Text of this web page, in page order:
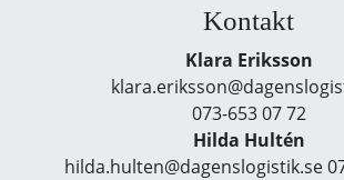
Kontakt
Klara Eriksson
073-653 07 72
Hilda Hultén
hilda.hulten@dagenslogistik.se